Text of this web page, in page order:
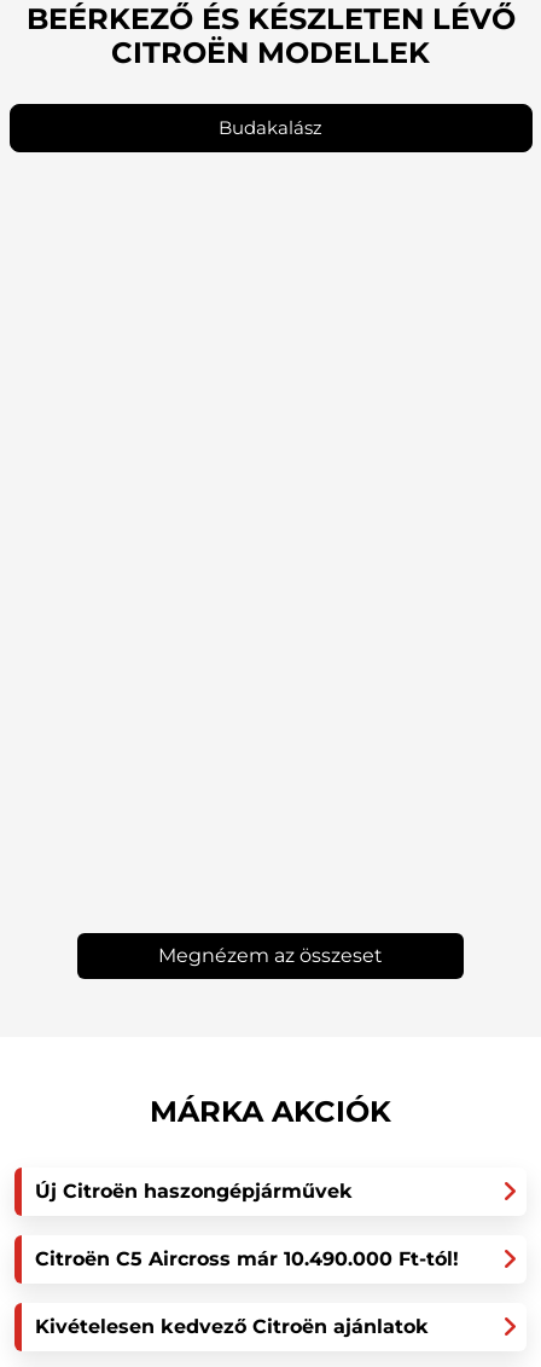
BEÉRKEZŐ ÉS KÉSZLETEN LÉVŐ
CITROËN MODELLEK
Budakalász
Megnézem az összeset
MÁRKA AKCIÓK
Új Citroën haszongépjárművek
Citroën C5 Aircross már 10.490.000 Ft-tól!
Kivételesen kedvező Citroën ajánlatok